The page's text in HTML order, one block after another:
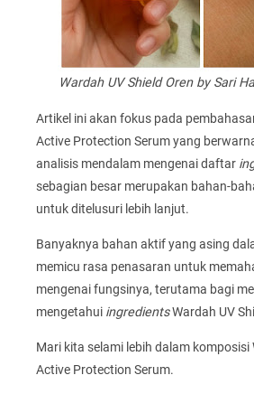
Wardah UV Shield Oren by Sari
Artikel ini akan fokus pada
Active Protection Serum yang
analisis mendalam mengenai daftar
sebagian besar merupakan bahan-
untuk ditelusuri lebih lanjut.
Banyaknya bahan aktif yang asing
memicu rasa penasaran untuk
mengenai fungsinya, terutama bagi
mengetahui ingredientsWardah UV
Mari kita selami lebih dalam komposisi
Active Protection Serum.